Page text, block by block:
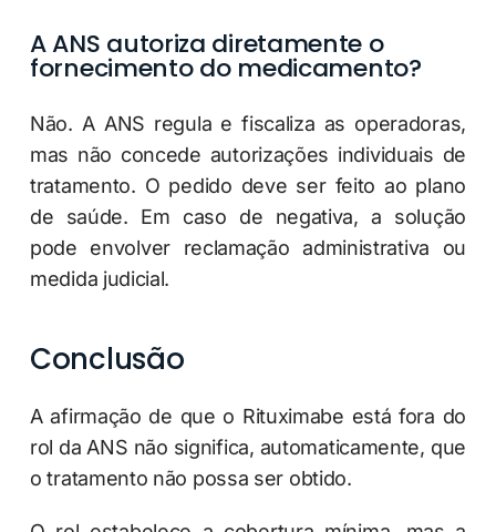
A ANS autoriza diretamente o
fornecimento do medicamento?
Não. A ANS regula e fiscaliza as operadoras,
mas não concede autorizações individuais de
tratamento. O pedido deve ser feito ao plano
de saúde. Em caso de negativa, a solução
pode envolver reclamação administrativa ou
medida judicial.
Conclusão
A afirmação de que o Rituximabe está fora do
rol da ANS não significa, automaticamente, que
o tratamento não possa ser obtido.